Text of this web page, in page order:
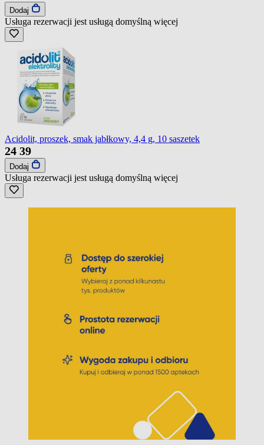
Dodaj
Usługa rezerwacji jest usługą domyślną więcej
Acidolit, proszek, smak jabłkowy, 4,4 g, 10 saszetek
24 39
Dodaj
Usługa rezerwacji jest usługą domyślną więcej